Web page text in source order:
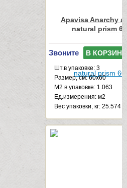
Apavisa Anarchy
natural prism
Звоните В КОРЗИНУ
Шт.в упаковке: 3
Размер, см: 60x60
М2 в упаковке: 1.063
Ед.измерения: м2
Веc упаковки, кг: 25.574